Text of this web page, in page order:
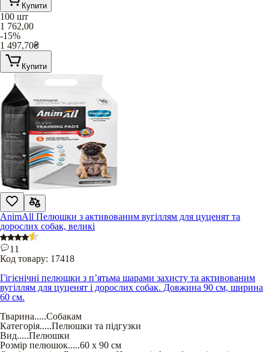
Купити
100 шт
1 762,00
-15%
1 497,70₴
Купити
AnimAll Пелюшки з активованим вугіллям для цуценят та
дорослих собак, великі
11
Код товару: 17418
Гігієнічні пелюшки з п’ятьма шарами захисту та активованим
вугіллям для цуценят і дорослих собак. Довжина 90 см, ширина
60 см.
Тварина.....Собакам
Категорія.....Пелюшки та підгузки
Вид.....Пелюшки
Розмір пелюшок.....60 х 90 см